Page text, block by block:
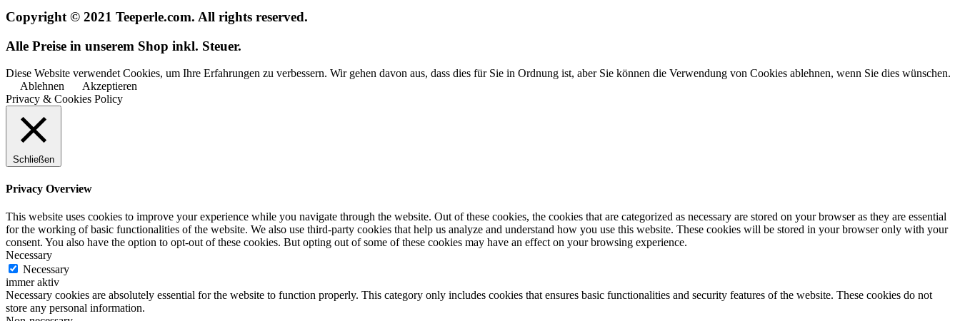
Copyright © 2021 Teeperle.com. All rights reserved.
Alle Preise in unserem Shop inkl. Steuer.
Diese Website verwendet Cookies, um Ihre Erfahrungen zu verbessern. Wir gehen davon aus, dass dies für Sie in Ordnung ist, aber Sie können die Verwendung von Cookies ablehnen, wenn Sie dies wünschen.
Ablehnen
Akzeptieren
Privacy & Cookies Policy
Schließen
Privacy Overview
This website uses cookies to improve your experience while you navigate through the website. Out of these cookies, the cookies that are categorized as necessary are stored on your browser as they are essential
for the working of basic functionalities of the website. We also use third-party cookies that help us analyze and understand how you use this website. These cookies will be stored in your browser only with your
consent. You also have the option to opt-out of these cookies. But opting out of some of these cookies may have an effect on your browsing experience.
Necessary
Necessary
immer aktiv
Necessary cookies are absolutely essential for the website to function properly. This category only includes cookies that ensures basic functionalities and security features of the website. These cookies do not
store any personal information.